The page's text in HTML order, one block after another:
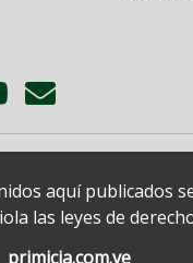
aquí publicados
las leyes de
primicia.com.ve